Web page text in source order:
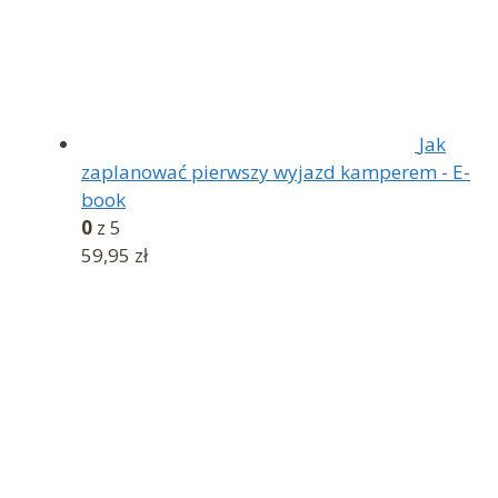
Jak
zaplanować pierwszy wyjazd kamperem - E-
book
0 z 5
59,95 zł